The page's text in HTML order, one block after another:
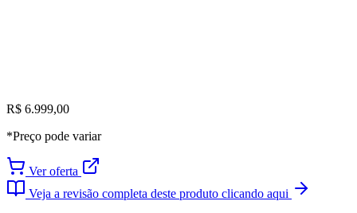
R$ 6.999,00
*Preço pode variar
Ver oferta
Veja a revisão completa deste produto clicando aqui